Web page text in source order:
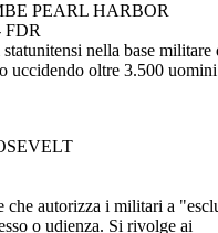
PEARL HARBOR
FDR
nella base militare
uccidendo oltre 3.500
che autorizza i militari a
o udienza. Si rivolge ai